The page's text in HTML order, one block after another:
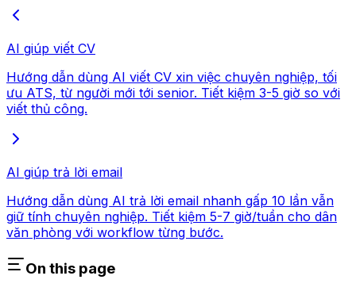
AI giúp viết CV
Hướng dẫn dùng AI viết CV xin việc chuyên nghiệp, tối
ưu ATS, từ người mới tới senior. Tiết kiệm 3-5 giờ so với
viết thủ công.
AI giúp trả lời email
Hướng dẫn dùng AI trả lời email nhanh gấp 10 lần vẫn
giữ tính chuyên nghiệp. Tiết kiệm 5-7 giờ/tuần cho dân
văn phòng với workflow từng bước.
On this page